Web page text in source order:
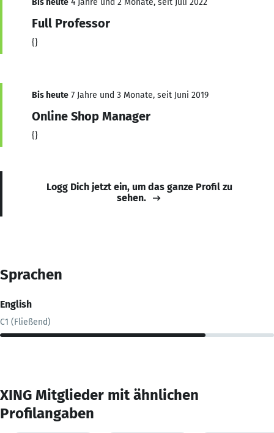
Full Professor
{}
Bis heute 7 Jahre und 3 Monate, seit Juni 2019
Online Shop Manager
{}
Logg Dich jetzt ein, um das ganze Profil zu
sehen.
Sprachen
English
C1 (Fließend)
XING Mitglieder mit ähnlichen
Profilangaben